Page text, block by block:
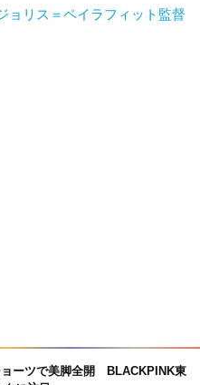
ョリス＝ペイラフィット監督
ョーツで美脚全開 BLACKPINK東